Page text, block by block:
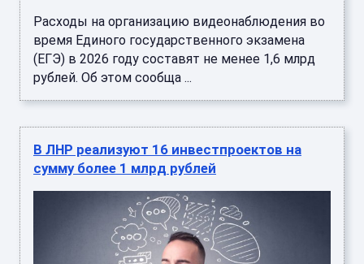
Расходы на организацию видеонаблюдения во
время Единого государственного экзамена
(ЕГЭ) в 2026 году составят не менее 1,6 млрд
рублей. Об этом сообща ...
В ЛНР реализуют 16 инвестпроектов на
сумму более 1 млрд рублей